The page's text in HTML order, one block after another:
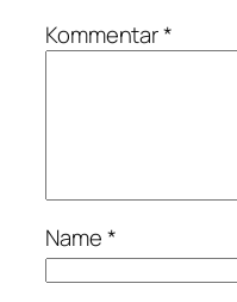
Kommentar*
Name*